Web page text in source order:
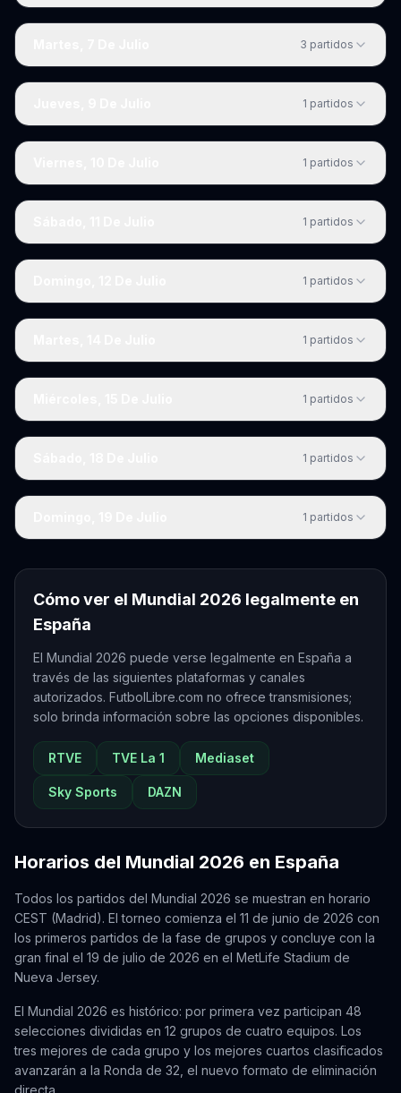
3 partidos
1 partidos
1 partidos
1 partidos
1 partidos
1 partidos
1 partidos
1 partidos
1 partidos
Cómo ver el Mundial 2026 legalmente en
España
El Mundial 2026 puede verse legalmente en España a
través de las siguientes plataformas y canales
autorizados. FutbolLibre.com no ofrece transmisiones;
solo brinda información sobre las opciones disponibles.
RTVE TVE La 1 Mediaset
Sky Sports DAZN
Horarios del Mundial 2026 en España
Todos los partidos del Mundial 2026 se muestran en horario
CEST (Madrid). El torneo comienza el 11 de junio de 2026 con
los primeros partidos de la fase de grupos y concluye con la
gran final el 19 de julio de 2026 en el MetLife Stadium de
Nueva Jersey.
El Mundial 2026 es histórico: por primera vez participan 48
selecciones divididas en 12 grupos de cuatro equipos. Los
tres mejores de cada grupo y los mejores cuartos clasificados
avanzarán a la Ronda de 32, el nuevo formato de eliminación
directa.